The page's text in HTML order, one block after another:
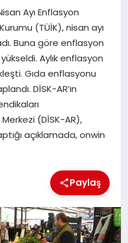
Ayı Enflasyon
(TÜİK), nisan ayı
Buna göre enflasyon
Aylık enflasyon
Gıda enflasyonu
DİSK-AR’ın
(DİSK-AR),
açıklamada, onwin
Paylaş